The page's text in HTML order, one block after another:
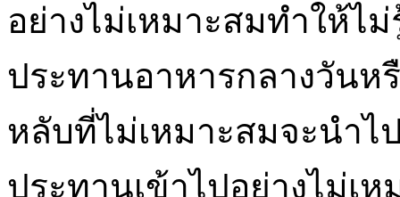
อย่างไม่เหมาะสมทำให้ไ
ประทานอาหารกลางวันห
หลับที่ไม่เหมาะสมจะนำ
ประทานเข้าไปอย่างไม่เ